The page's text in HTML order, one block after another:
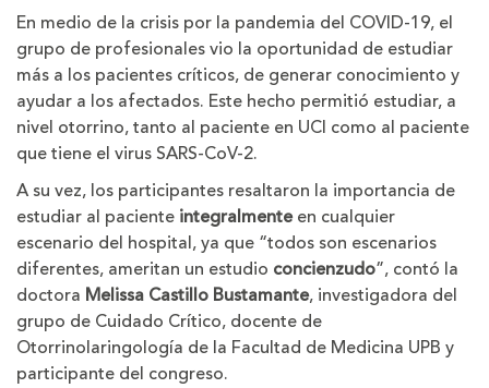
En medio de la crisis por la pandemia del COVID-19, el
grupo de profesionales vio la oportunidad de estudiar
más a los pacientes críticos, de generar conocimiento y
ayudar a los afectados. Este hecho permitió estudiar, a
nivel otorrino, tanto al paciente en UCI como al paciente
que tiene el virus SARS-CoV-2.
A su vez, los participantes resaltaron la importancia de
estudiar al paciente integralmenteen cualquier
escenario del hospital, ya que “todos son escenarios
diferentes, ameritan un estudio concienzudo”, contó la
doctora Melissa Castillo Bustamante, investigadora del
grupo de Cuidado Crítico, docente de
Otorrinolaringología de la Facultad de Medicina UPB y
participante del congreso.